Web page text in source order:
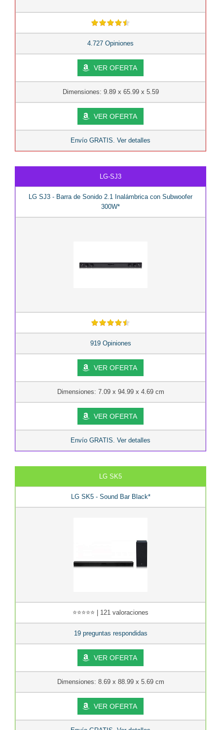
4.727 Opiniones
VER OFERTA
Dimensiones: 9.89 x 65.99 x 5.59
VER OFERTA
Envío GRATIS. Ver detalles
LG-SJ3
LG SJ3 - Barra de Sonido 2.1 Inalámbrica con Subwoofer
300W*
919 Opiniones
VER OFERTA
Dimensiones: 7.09 x 94.99 x 4.69 cm
VER OFERTA
Envío GRATIS. Ver detalles
LG SK5
LG SK5 - Sound Bar Black*
⭐⭐⭐⭐⭐ | 121 valoraciones
19 preguntas respondidas
VER OFERTA
Dimensiones: 8.69 x 88.99 x 5.69 cm
VER OFERTA